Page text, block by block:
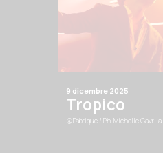
9 dicembre 2025
Tropico
@Fabrique / Ph. Michelle Gavrila